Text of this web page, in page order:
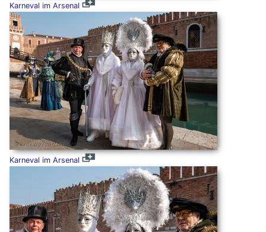
Karneval im Arsenal
Karneval im Arsenal